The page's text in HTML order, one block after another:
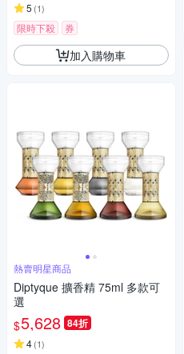
5 (1)
限時下殺 券
加入購物車
熱賣明星商品
Diptyque 擴香精 75ml 多款可
選
$5,628 84折
4(1)